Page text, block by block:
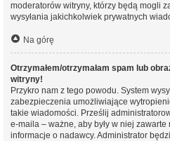
moderatorów witryny, którzy będą mogli
wysyłania jakichkolwiek prywatnych
Na górę
Otrzymałem/otrzymałam spam lub
witryny!
Przykro nam z tego powodu. System
zabezpieczenia umożliwiające
takie wiadomości. Prześlij
e-maila – ważne, aby były w niej
informacje o nadawcy. Administrator